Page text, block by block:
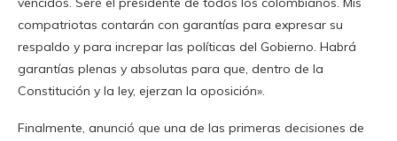
compatriotas contarán con garantías para expresar su
respaldo y para increpar las políticas del Gobierno. Habrá
garantías plenas y absolutas para que, dentro de la
Constitución y la ley, ejerzan la oposición».
Finalmente, anunció que una de las primeras decisiones de